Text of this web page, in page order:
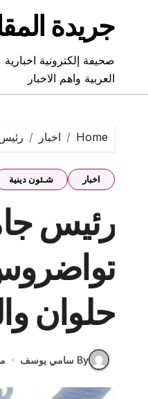
contentجريدة
صحيفة إلكترونية
العربية واهم الاخبار
Home اخبار
اخبار شـئون دينية
رئيس
حلوان
By سامي يوسف